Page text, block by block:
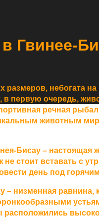
Гвинее-
небогата на
в первую очередь,
речная
животным
Бисау – настоящая
стоит вставать с
день под
– низменная равнина,